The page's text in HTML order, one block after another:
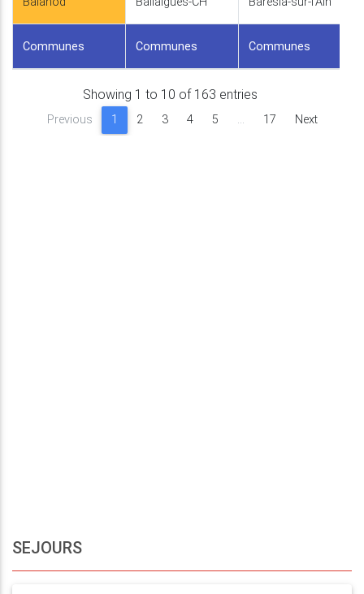
Communes Communes Communes
Showing 1 to 10 of 163 entries
Previous 1 2 3 4 5 … 17 Next
SEJOURS